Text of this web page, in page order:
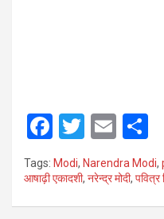
F
a
ce
b
T
wi
tt
er
E
m
ail
h
e
Tags: Modi, Narendra Modi,
आषाढ़ी एकादशी, नरेन्द्र मोदी, पवित्र